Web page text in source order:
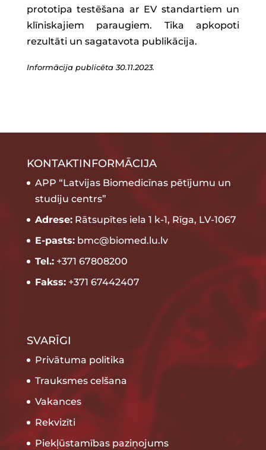
prototipa testēšana ar EV standartiem un
klīniskajiem paraugiem. Tika apkopoti
rezultāti un sagatavota publikācija.
Informācija publicēta 30.11.2023.
KONTAKTINFORMĀCIJA
APP “Latvijas Biomedicīnas pētījumu un
studiju centrs”
Adrese:Rātsupītes iela 1 k-1, Rīga, LV-1067
E-pasts:bmc@biomed.lu.lv
Tel.:+371 67808200
Fakss:+371 67442407
SVARĪGI
Privātuma politika
Trauksmes celšana
Vakances
Rekvizīti
Piekļūstamības paziņojums